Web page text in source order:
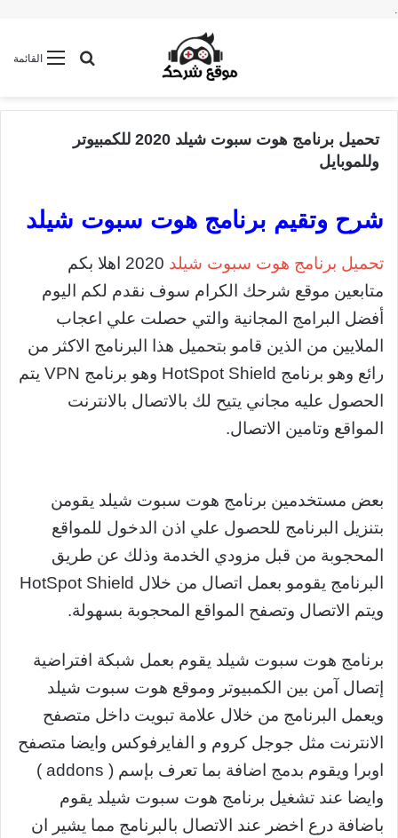
.
القائمةبحث عن
تحميل برنامج هوت سبوت شيلد 2020 للكمبيوتر
وللموبايل
شرح وتقيم برنامج هوت سبوت شيلد
تحميل برنامج هوت سبوت شيلد
2020 اهلا بكم
متابعين موقع شرحك الكرام سوف نقدم لكم اليوم
أفضل البرامج المجانية والتي حصلت علي اعجاب
الملايين من الذين قامو بتحميل هذا البرنامج الاكثر من
رائع وهو برنامج HotSpot Shield وهو برنامج VPN يتم
الحصول عليه مجاني يتيح لك بالاتصال بالانترنت
المواقع وتامين الاتصال.
بعض مستخدمين برنامج هوت سبوت شيلد يقومن
بتنزيل البرنامج للحصول علي اذن الدخول للمواقع
المحجوبة من قبل مزودي الخدمة وذلك عن طريق
البرنامج يقومو بعمل اتصال من خلال HotSpot Shield
ويتم الاتصال وتصفح المواقع المحجوبة بسهولة.
برنامج هوت سبوت شيلد يقوم بعمل شبكة افتراضية
إتصال آمن بين الكمبيوتر وموقع هوت سبوت شيلد
ويعمل البرنامج من خلال علامة تبويت داخل متصفح
الانترنت مثل جوجل كروم و الفايرفوكس وايضا متصفح
اوبرا ويقوم بدمج اضافة بما تعرف بإسم ( addons )
وايضا عند تشغيل برنامج هوت سبوت شيلد يقوم
باضافة درع اخضر عند الاتصال بالبرنامج مما يشير ان